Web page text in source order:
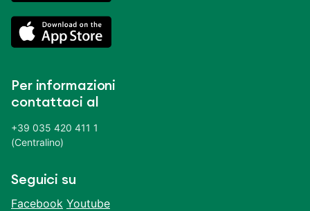
Per informazioni
contattaci al
+39 035 420 411 1
(Centralino)
Seguici su
Facebook Youtube